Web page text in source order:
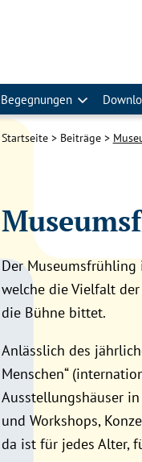
Begegnungen
Startseite Beiträge
Der Museumsfrühling
welche die Vielfalt
die Bühne bittet.
Anlässlich des
Menschen“
Ausstellungshäuser
und Workshops,
da ist für jedes Alter,